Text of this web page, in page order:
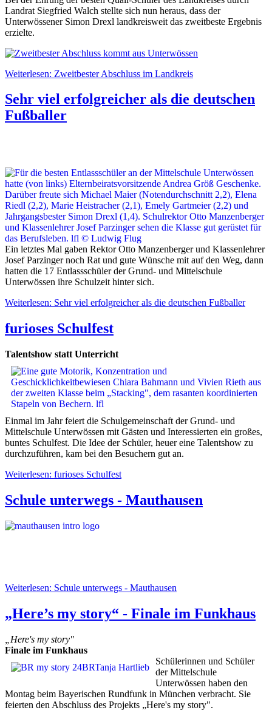
Landrat Siegfried Walch stellte sich nun heraus, dass der
Unterwössener Simon Drexl landkreisweit das zweitbeste Ergebnis
erzielte.
Weiterlesen: Zweitbester Abschluss im Landkreis
Sehr viel erfolgreicher als die deutschen
Fußballer
Ein letztes Mal gaben Rektor Otto Manzenberger und Klassenlehrer
Josef Parzinger noch Rat und gute Wünsche mit auf den Weg, dann
hatten die 17 Entlassschüler der Grund- und Mittelschule
Unterwössen ihre Schulzeit hinter sich.
Weiterlesen: Sehr viel erfolgreicher als die deutschen Fußballer
furioses Schulfest
Talentshow statt Unterricht
Einmal im Jahr feiert die Schulgemeinschaft der Grund- und
Mittelschule Unterwössen mit Gästen und Interessierten ein großes,
buntes Schulfest. Die Idee der Schüler, heuer eine Talentshow zu
durchzuführen, kam bei den Besuchern gut an.
Weiterlesen: furioses Schulfest
Schule unterwegs - Mauthausen
Weiterlesen: Schule unterwegs - Mauthausen
„Here’s my story“ - Finale im Funkhaus
„Here's my story"
Finale im Funkhaus
Schülerinnen und Schüler
der Mittelschule
Unterwössen haben den
Montag beim Bayerischen Rundfunk in München verbracht. Sie
feierten den Abschluss des Projekts „Here's my story".